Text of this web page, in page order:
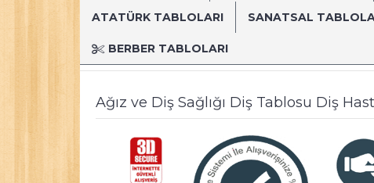
ATATÜRK TABLOLARI SANATSAL
BERBER TABLOLARI
Anasayfa Dekoratif Kanvas Tablolar
Ağız ve Diş Sağlığı Diş Tablosu Diş